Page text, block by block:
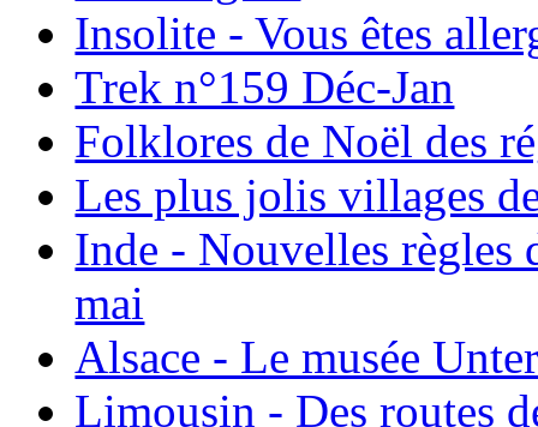
Insolite - Vous êtes
Trek n°159 Déc-Jan
Folklores de Noël des
Les plus jolis villages
Inde - Nouvelles règles
mai
Alsace - Le musée
Limousin - Des routes